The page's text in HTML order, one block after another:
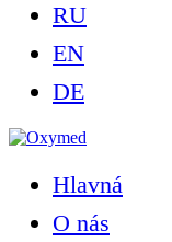
RU
EN
DE
Hlavná
O nás